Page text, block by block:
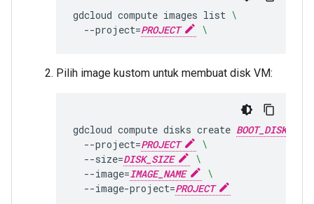
gdcloud compute images list \
--project=PROJECT \
Pilih image kustom untuk membuat disk VM:
gdcloud compute disks create BOOT_DISK_NAME
--project=PROJECT
\
--size=DISK_SIZE
\
--image=IMAGE_NAME
\
--image-project=PROJECT